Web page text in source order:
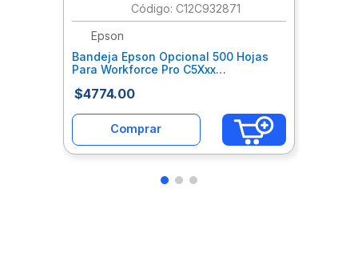
: C12C932871
Epson
Bandeja Epson Opcional 500 Hojas
Para Workforce Pro C5Xxx
$4774.00
Comprar